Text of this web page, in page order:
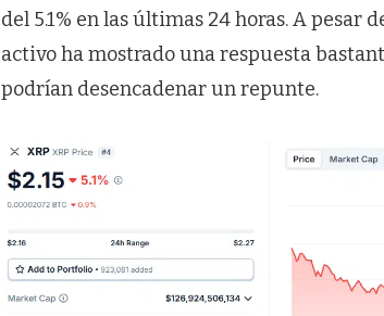
del 5.1% en las últimas 24 horas. A pesar
activo ha mostrado una respuesta
podrían desencadenar un repunte.